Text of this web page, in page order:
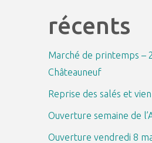
récents
Marché de printemps –
Châteauneuf
Reprise des salés et
Ouverture semaine de
Ouverture vendredi 8